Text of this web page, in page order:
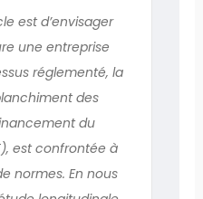
est d’envisager
une entreprise
réglementé, la
des
du
est confrontée à
normes. En nous